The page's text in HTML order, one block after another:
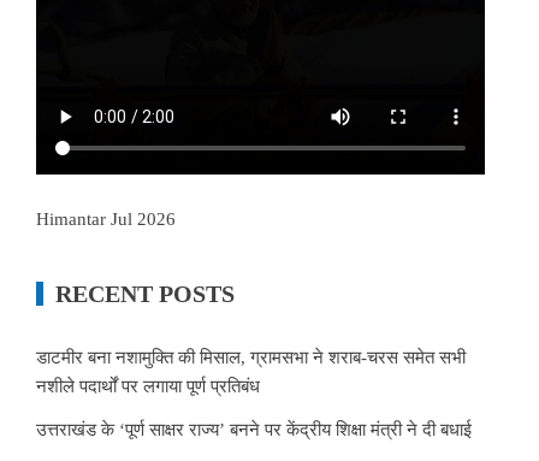
Himantar Jul 2026
RECENT POSTS
डाटमीर बना नशामुक्ति की मिसाल, ग्रामसभा ने शराब-चरस समेत सभी
नशीले पदार्थों पर लगाया पूर्ण प्रतिबंध
उत्तराखंड के ‘पूर्ण साक्षर राज्य’ बनने पर केंद्रीय शिक्षा मंत्री ने दी बधाई